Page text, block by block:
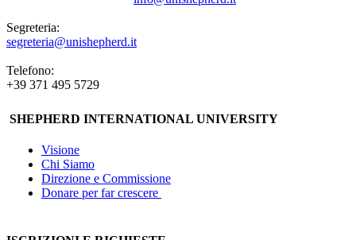
Segreteria:
segreteria@unishepherd.it
Telefono:
+39 371 495 5729
SHEPHERD INTERNATIONAL UNIVERSITY
Visione
Chi Siamo
Direzione e Commissione
Donare per far crescere